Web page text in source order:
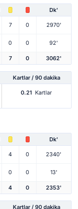
Dk'
7 0 2970'
0 0 92'
7 0 3062'
Kartlar / 90 dakika
0.21 Kartlar
Dk'
4 0 2340'
0 0 13'
4 0 2353'
Kartlar / 90 dakika